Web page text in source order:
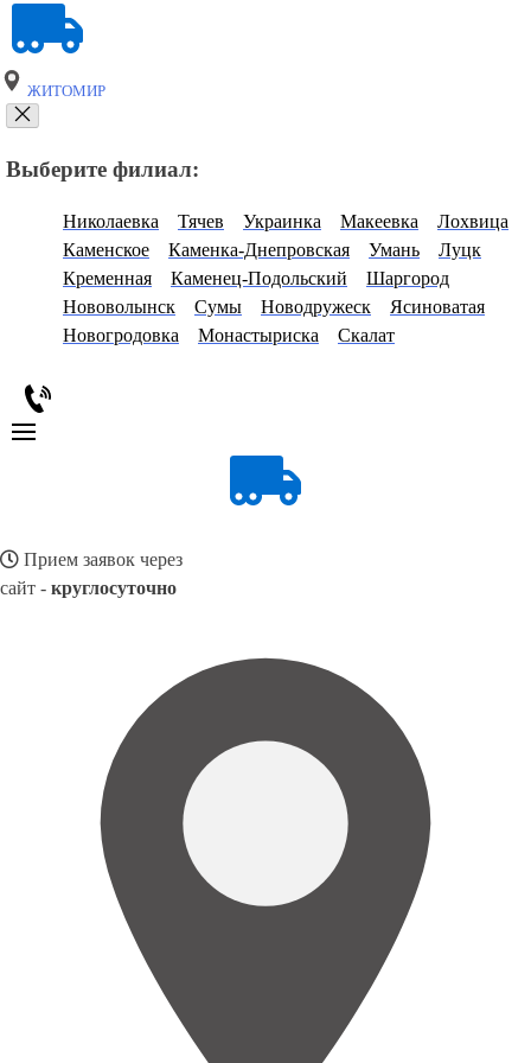
ЖИТОМИР
Выберите филиал:
Николаевка Тячев Украинка Макеевка
Лохвица
Каменское
Каменка-Днепровская Умань
Луцк
Кременная
Каменец-Подольский
Шаргород
Нововолынск
Сумы Новодружеск
Ясиноватая
Новогродовка
Монастыриска Скалат
Прием заявок через
сайт - круглосуточно